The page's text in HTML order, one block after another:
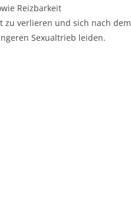
Reizbarkeit
zu verlieren und sich nach dem
Sexualtrieb leiden.